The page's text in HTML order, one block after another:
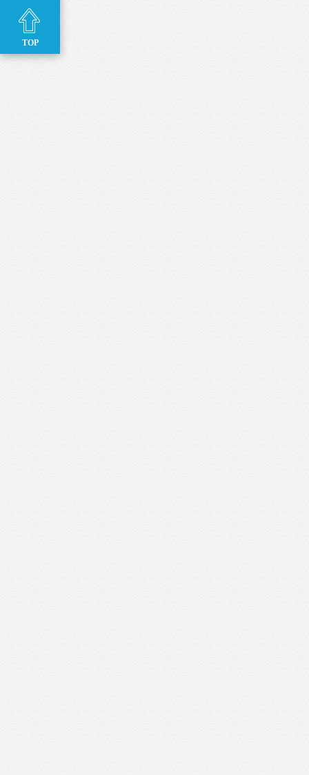
TOP